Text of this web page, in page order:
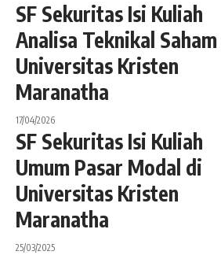
SF Sekuritas Isi Kuliah
Analisa Teknikal
Universitas Kristen
Maranatha
17/04/2026
SF Sekuritas Isi Kuliah
Umum Pasar Modal di
Universitas Kristen
Maranatha
25/03/2025